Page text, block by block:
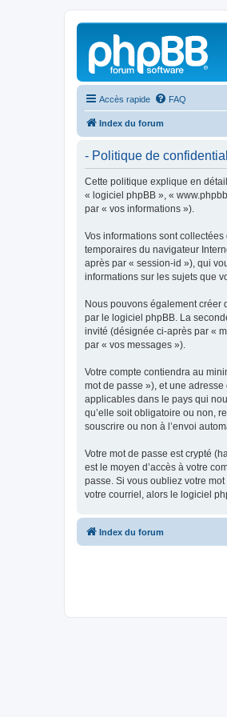
Accès rapide FAQ
Index du forum
- Politique de
Cette politique explique en
« logiciel phpBB », «
par « vos informations »).
Vos informations sont
temporaires du navigateur
après par « session-id »), qui
informations sur les sujets que
Nous pouvons également
par le logiciel phpBB. La
invité (désignée ci-après par «
par « vos messages »).
Votre compte contiendra au
mot de passe »), et une
applicables dans le pays qui
qu’elle soit obligatoire ou non,
souscrire ou non à l’envoi
Votre mot de passe est crypté
est le moyen d’accès à votre
passe. Si vous oubliez votre
votre courriel, alors le logiciel
Index du forum